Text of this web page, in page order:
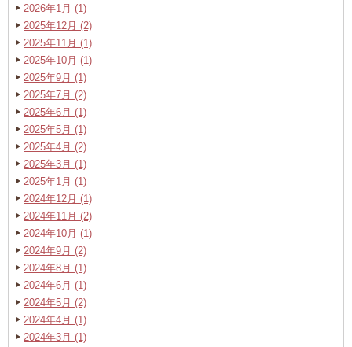
2026年1月 (1)
2025年12月 (2)
2025年11月 (1)
2025年10月 (1)
2025年9月 (1)
2025年7月 (2)
2025年6月 (1)
2025年5月 (1)
2025年4月 (2)
2025年3月 (1)
2025年1月 (1)
2024年12月 (1)
2024年11月 (2)
2024年10月 (1)
2024年9月 (2)
2024年8月 (1)
2024年6月 (1)
2024年5月 (2)
2024年4月 (1)
2024年3月 (1)